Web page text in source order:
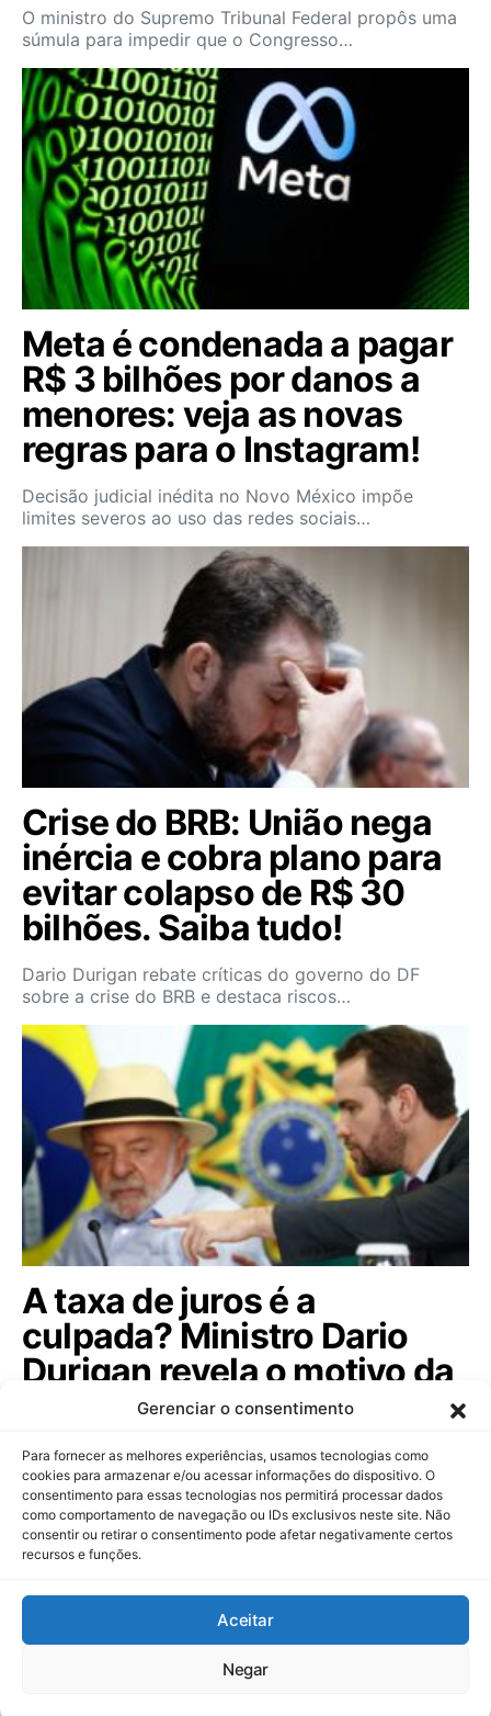
Gerenciar o consentimento
Para fornecer as melhores experiências, usamos tecnologias como
cookies para armazenar e/ou acessar informações do dispositivo. O
consentimento para essas tecnologias nos permitirá processar dados
como comportamento de navegação ou IDs exclusivos neste site. Não
consentir ou retirar o consentimento pode afetar negativamente certos
recursos e funções.
Aceitar
Negar
O ministro do Supremo Tribunal Federal propôs uma
súmula para impedir que o Congresso…
Meta é condenada a pagar
R$ 3 bilhões por danos a
menores: veja as novas
regras para o Instagram!
Decisão judicial inédita no Novo México impõe
limites severos ao uso das redes sociais…
Crise do BRB: União nega
inércia e cobra plano para
evitar colapso de R$ 30
bilhões. Saiba tudo!
Dario Durigan rebate críticas do governo do DF
sobre a crise do BRB e destaca riscos…
A taxa de juros é a
culpada? Ministro Dario
Durigan revela o motivo da
dívida pública subir; veja!
Ministro da Fazenda afasta rumores sobre controle
de capitais e comenta o futuro do…
Dinheiropédia
Contato Sobre Nós Política de Privacidade Aviso Legal